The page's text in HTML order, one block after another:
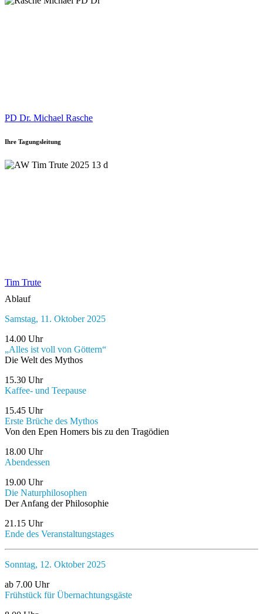
PD Dr. Michael Rasche
Ihre Tagungsleitung
Tim Trute
Ablauf
Samstag, 11. Oktober 2025
14.00 Uhr
„Alles ist voll von Göttern“
Die Welt des Mythos
15.30 Uhr
Kaffee- und Teepause
15.45 Uhr
Erste Brüche des Mythos
Von den Epen Homers bis zu den Tragödien
18.00 Uhr
Abendessen
19.00 Uhr
Die Naturphilosophen
Der Anfang der Philosophie
21.15 Uhr
Ende des Veranstaltungstages
Sonntag, 12. Oktober 2025
ab 7.00 Uhr
Frühstück für Übernachtungsgäste